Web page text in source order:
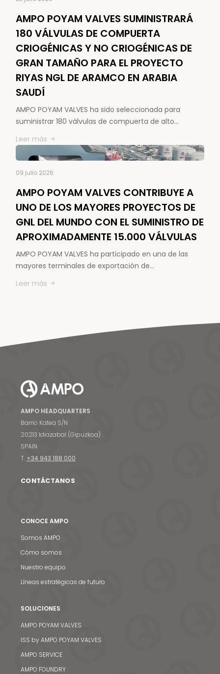
AMPO POYAM VALVES SUMINISTRARÁ
180 VÁLVULAS DE COMPUERTA
CRIOGÉNICAS Y NO CRIOGÉNICAS DE
GRAN TAMAÑO PARA EL PROYECTO
RIYAS NGL DE ARAMCO EN ARABIA
SAUDÍ
AMPO POYAM VALVES ha sido seleccionada para
suministrar 180 válvulas de compuerta de alto…
Leer más
09 julio 2026
AMPO POYAM VALVES CONTRIBUYE A
UNO DE LOS MAYORES PROYECTOS DE
GNL DEL MUNDO CON EL SUMINISTRO DE
APROXIMADAMENTE 15.000 VÁLVULAS
AMPO POYAM VALVES ha participado en una de las
mayores terminales de exportación de…
Leer más
AMPO HEADQUARTERS
Barrio Katea S/N
20213 Idiazabal (Gipuzkoa)
SPAIN
T. +34 943 188 000
CONTÁCTANOS
CONOCE AMPO
Somos AMPO
Cómo somos
Nuestro equipo
Líneas estratégicas de futuro
SOLUCIONES
AMPO POYAM VALVES
ISS by AMPO POYAM VALVES
AMPO SERVICE
AMPO FOUNDRY